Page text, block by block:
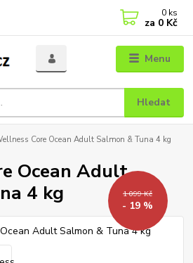
Menu
Hledat
0 ks
za 0 Kč
Core Ocean Adult Salmon & Tuna 4 kg
Ocean Adult
4 kg
1 099 Kč
- 19 %